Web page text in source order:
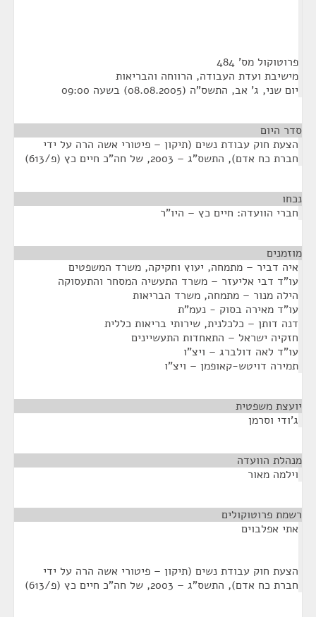
פרוטוקול מס' 484
מישיבת ועדת העבודה, הרווחה והבריאות
יום שני, ג' אב, התשס"ה (08.08.2005) בשעה 09:00
סדר היום
הצעת חוק עבודת נשים (תיקון – פיטורי אשה הרה על ידי
חברת כח אדם), התשס"ג – 2003, של חה"כ חיים כץ (פ/613)
נכחו
חברי הוועדה: חיים כץ – היו"ר
מוזמנים
איה דביר – מתמחה, יעוץ וחקיקה, משרד המשפטים
עו"ד דבי אליעזר – משרד התעשיה המסחר והתעסוקה
הילה מנור – מתמחה, משרד הבריאות
עו"ד מאירה בסוק - נעמ"ת
דנה דותן – כלכלנית, שירותי בריאות כללית
חזקיה ישראל – התאחדות התעשיינים
עו"ד לאה דולברג – ויצ"ו
תמירה דויטש-קאופמן – ויצ"ו
יועצת משפטית
ג'ודי וסרמן
מנהלת הוועדה
וילמה מאור
רשמת פרוטוקולים
אתי אפלבוים
הצעת חוק עבודת נשים (תיקון – פיטורי אשה הרה על ידי
חברת כח אדם), התשס"ג – 2003, של חה"כ חיים כץ (פ/613)